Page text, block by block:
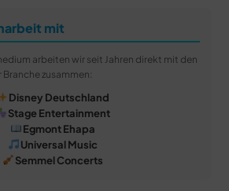
mit
arbeiten wir seit Jahren direkt mit den
zusammen:
Disney Deutschland
Stage Entertainment
Egmont Ehapa
Universal Music
Semmel Concerts